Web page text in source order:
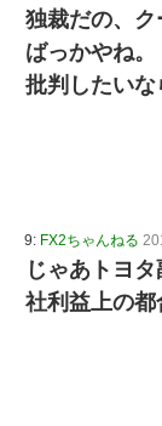
独裁だの、
ばっかやね。
批判したいな
9: FX2ちゃんねる
じゃあトヨ
社利益上の